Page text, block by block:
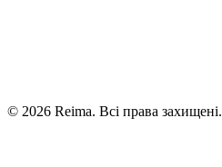
© 2026 Reima. Всі права захищені.